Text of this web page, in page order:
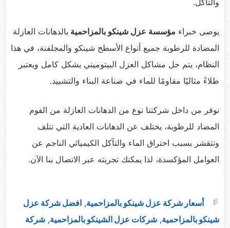
والتآكل.
يوصى خبراء مؤسسة عزل شينكو بالمزاحمية بالدهانات العازلة
المضادة للرطوبة جميع أنواع الأسطح شينكو والمجلفنة، في هذا
النظام، يتم حل مشاكل العزل البيتوميني بشكل كامل ويعتبر
طلاءً مثاليًا مقاومًا للماء في صناعة البناء والتشييد.
نوفر من داخل شركتنا نوع من الدهانات العازلة من الفوم
المضاد للرطوبة، يختلف عن الدهانات العادية التي تتلف
وتتقشر بسبب اختراق الماء والتآكل الكيميائي الناجم عن
العوامل المؤكسدة، لذا يمكنك تجربته عبر الاتصال بنا الآن.
أسعار شركة عزل شينكو بالمزاحمية, افضل شركة عزل
شينكو بالمزاحمية, شركات عزل الشينكو بالمزاحمية, شركة